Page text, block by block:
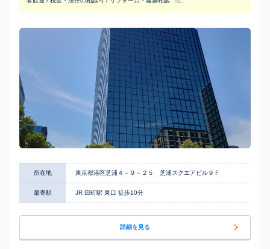
所在地 東京都港区芝浦４－９－２５ 芝浦スクエアビル９Ｆ
最寄駅 JR 田町駅 東口 徒歩10分
詳細を見る